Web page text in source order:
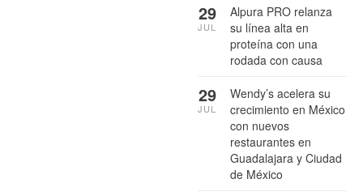
Alpura PRO relanza
su línea alta en
proteína con una
rodada con causa
29
JUL
Wendy’s acelera su
crecimiento en México
con nuevos
restaurantes en
Guadalajara y Ciudad
de México
29
JUL